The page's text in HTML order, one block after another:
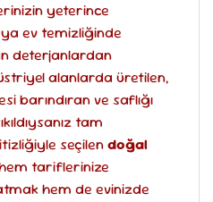
yeterince
ev temizliğinde
deterjanlardan
alanlarda üretilen,
barındıran ve saflığı
tam
seçilendoğal
tariflerinize
hem de evinizde